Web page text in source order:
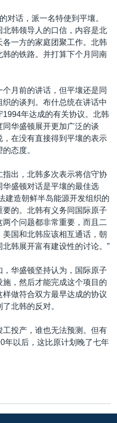
对话，派一名特使到平壤。
韩领导人的口信，内容是北
一方的家庭团聚工作。北韩
的铁路。并打算下个月同南
月前的讲话，但平壤还是同
的谈判。布什总统在讲话中
年达成的有关协议。北韩
华盛顿展开更加广泛的谈
在没有直接得到平壤的表示
态度。
出，北韩多次表示将信守协
盛顿对话是平壤的最佳选
建造朝鲜半岛能源开发组织的
的。北韩有义务同国际原子
个问题都非常重要，而且二
国和北韩应该相互通话，朝
韩展开富有建设性的讨论。”
华盛顿坚持认为，国际原子
，然后才能完成这个项目的
做符合双方最早达成的协议
北韩的反对。
投产，谁也无法预测。但有
年以后，这比原计划晚了七年